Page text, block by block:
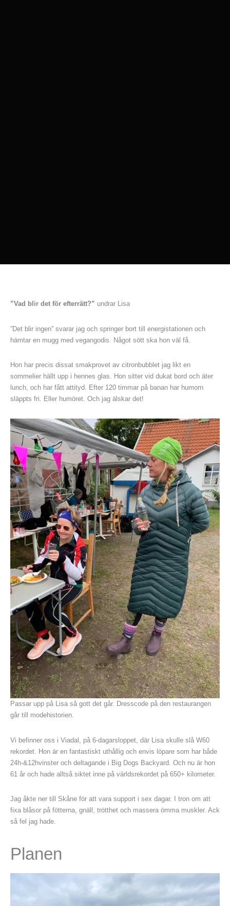
”Vad blir det för efterrätt?” undrar Lisa
”Det blir ingen” svarar jag och springer bort till energistationen och
hämtar en mugg med vegangodis. Något sött ska hon väl få.
Hon har precis dissat smakprovet av citronbubblet jag likt en
sommelier hällt upp i hennes glas. Hon sitter vid dukat bord och äter
lunch, och har fått attityd. Efter 120 timmar på banan har humorn
släppts fri. Eller humöret. Och jag älskar det!
Passar upp på Lisa så gott det går. Dresscode på den restaurangen
går till modehistorien.
Vi befinner oss i Viadal, på 6-dagarsloppet, där Lisa skulle slå W60
rekordet. Hon är en fantastiskt uthållig och envis löpare som har både
24h-&12hvinster och deltagande i Big Dogs Backyard. Och nu är hon
61 år och hade alltså siktet inne på världsrekordet på 650+ kilometer.
Jag åkte ner till Skåne för att vara support i sex dagar. I tron om att
fixa blåsor på fötterna, gnäll, trötthet och massera ömma muskler. Ack
så fel jag hade.
Planen